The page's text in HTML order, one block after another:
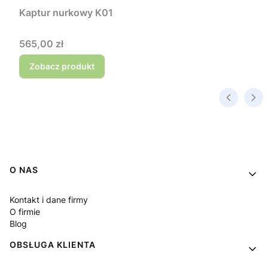
Kaptur nurkowy K01
Cena
565,00 zł
Zobacz produkt
Linki w stopce
O NAS
Kontakt i dane firmy
O firmie
Blog
OBSŁUGA KLIENTA